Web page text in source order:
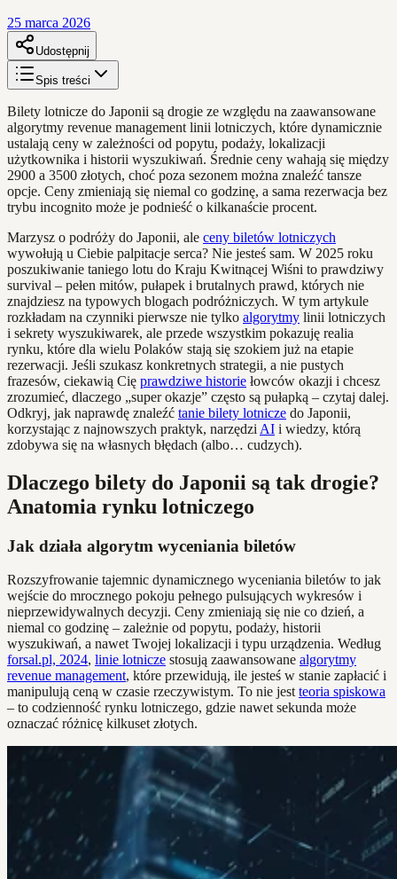
25 marca 2026
Udostępnij
Spis treści
Bilety lotnicze do Japonii są drogie ze względu na zaawansowane
algorytmy revenue management linii lotniczych, które dynamicznie
ustalają ceny w zależności od popytu, podaży, lokalizacji
użytkownika i historii wyszukiwań. Średnie ceny wahają się między
2900 a 3500 złotych, choć poza sezonem można znaleźć tansze
opcje. Ceny zmieniają się niemal co godzinę, a sama rezerwacja bez
trybu incognito może je podnieść o kilkanaście procent.
Marzysz o podróży do Japonii, ale ceny biletów lotniczych
wywołują u Ciebie palpitacje serca? Nie jesteś sam. W 2025 roku
poszukiwanie taniego lotu do Kraju Kwitnącej Wiśni to prawdziwy
survival – pełen mitów, pułapek i brutalnych prawd, których nie
znajdziesz na typowych blogach podróżniczych. W tym artykule
rozkładam na czynniki pierwsze nie tylko algorytmy linii lotniczych
i sekrety wyszukiwarek, ale przede wszystkim pokazuję realia
rynku, które dla wielu Polaków stają się szokiem już na etapie
rezerwacji. Jeśli szukasz konkretnych strategii, a nie pustych
frazesów, ciekawią Cię prawdziwe historie łowców okazji i chcesz
zrozumieć, dlaczego „super okazje” często są pułapką – czytaj dalej.
Odkryj, jak naprawdę znaleźć tanie bilety lotnicze do Japonii,
korzystając z najnowszych praktyk, narzędzi AI i wiedzy, którą
zdobywa się na własnych błędach (albo… cudzych).
Dlaczego bilety do Japonii są tak drogie?
Anatomia rynku lotniczego
Jak działa algorytm wyceniania biletów
Rozszyfrowanie tajemnic dynamicznego wyceniania biletów to jak
wejście do mrocznego pokoju pełnego pulsujących wykresów i
nieprzewidywalnych decyzji. Ceny zmieniają się nie co dzień, a
niemal co godzinę – zależnie od popytu, podaży, historii
wyszukiwań, a nawet Twojej lokalizacji i typu urządzenia. Według
forsal.pl, 2024, linie lotnicze stosują zaawansowane algorytmy
revenue management, które przewidują, ile jesteś w stanie zapłacić i
manipulują ceną w czasie rzeczywistym. To nie jest teoria spiskowa
– to codzienność rynku lotniczego, gdzie nawet sekunda może
oznaczać różnicę kilkuset złotych.